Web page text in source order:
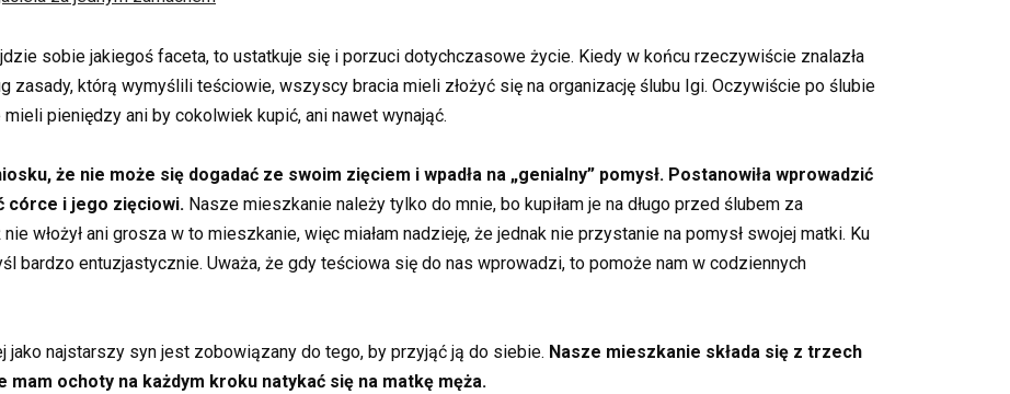
sobie jakiegoś faceta, to ustatkuje się i porzuci dotychczasowe życie. Kiedy w końcu rzeczywiście znalazła
zasady, którą wymyślili teściowie, wszyscy bracia mieli złożyć się na organizację ślubu Igi. Oczywiście po ślubie
pieniędzy ani by cokolwiek kupić, ani nawet wynająć.
że nie może się dogadać ze swoim zięciem i wpadła na „genialny” pomysł. Postanowiła wprowadzić
córce i jego zięciowi. Nasze mieszkanie należy tylko do mnie, bo kupiłam je na długo przed ślubem za
włożył ani grosza w to mieszkanie, więc miałam nadzieję, że jednak nie przystanie na pomysł swojej matki. Ku
bardzo entuzjastycznie. Uważa, że gdy teściowa się do nas wprowadzi, to pomoże nam w codziennych
jako najstarszy syn jest zobowiązany do tego, by przyjąć ją do siebie. Nasze mieszkanie składa się z trzech
ochoty na każdym kroku natykać się na matkę męża.